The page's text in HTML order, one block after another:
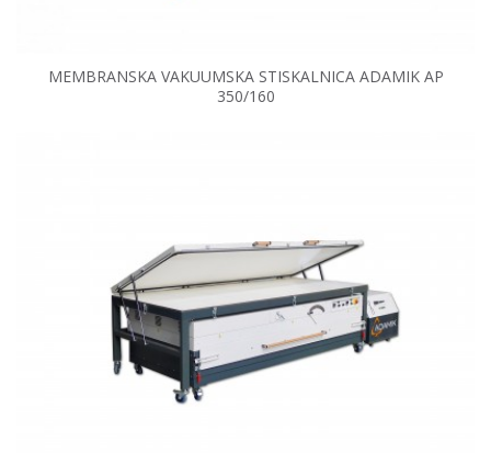
MEMBRANSKA VAKUUMSKA STISKALNICA ADAMIK AP
350/160